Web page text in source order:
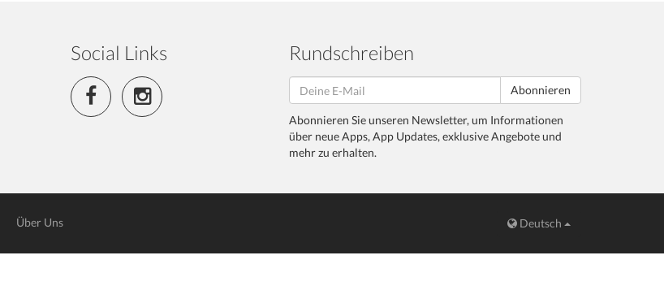
Social Links Rundschreiben
Abonnieren
Abonnieren Sie unseren Newsletter, um Informationen
über neue Apps, App Updates, exklusive Angebote und
mehr zu erhalten.
Über Uns Deutsch